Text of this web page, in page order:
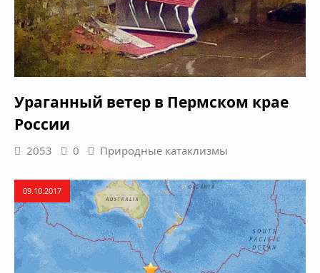
Ураганный ветер в Пермском крае
России
2053 0 Природные катаклизмы
09.10.2017